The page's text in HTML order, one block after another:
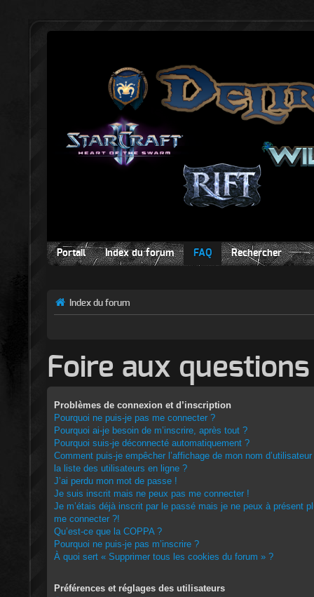
Portail Index du forum FAQ Rechercher
Index du forum
Foire aux questions
Problèmes de connexion et d’inscription
Pourquoi ne puis-je pas me connecter ?
Pourquoi ai-je besoin de m’inscrire, après tout ?
Pourquoi suis-je déconnecté automatiquement ?
Comment puis-je empêcher l’affichage de mon nom
la liste des utilisateurs en ligne ?
J’ai perdu mon mot de passe !
Je suis inscrit mais ne peux pas me connecter !
Je m’étais déjà inscrit par le passé mais je ne peux à présent
me connecter ?!
Qu’est-ce que la COPPA ?
Pourquoi ne puis-je pas m’inscrire ?
À quoi sert « Supprimer tous les cookies du forum » ?
Préférences et réglages des utilisateurs